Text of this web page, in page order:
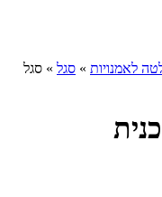
לאמנויות » סגל » סגל